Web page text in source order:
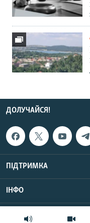
ДОЛУЧАЙСЯ!
ПІДТРИМКА
ІНФО
©